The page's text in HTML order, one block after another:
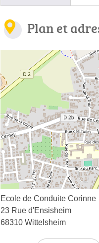
Plan et
Ecole de Conduite Corinne
23 Rue d'Ensisheim
68310 Wittelsheim